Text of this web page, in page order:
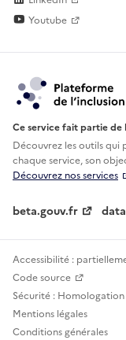
Youtube
Ce service fait partie de
Découvrez les outils qui
chaque service, son
Découvrez nos services
beta.gouv.fr
Accessibilité :
Code source
Sécurité :
Mentions légales
Conditions générales